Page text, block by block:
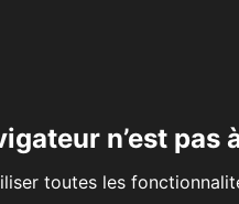
n’est pas
toutes les